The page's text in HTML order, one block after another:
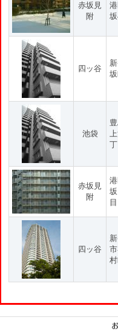
赤坂見
附
四ッ谷
池袋
赤坂見
附
目
四ッ谷